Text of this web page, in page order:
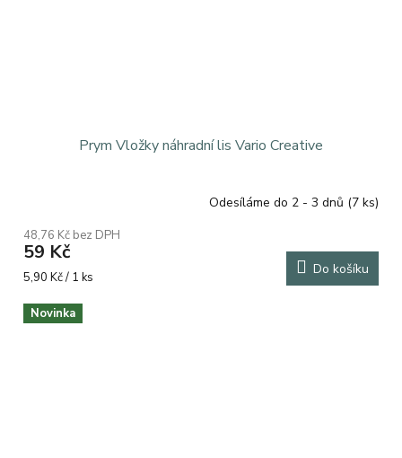
Prym Vložky náhradní lis Vario Creative
Odesíláme do 2 - 3 dnů (7 ks)
48,76 Kč bez DPH
59 Kč
Měrná
5,90 Kč / 1 ks Do košíku
Novinka